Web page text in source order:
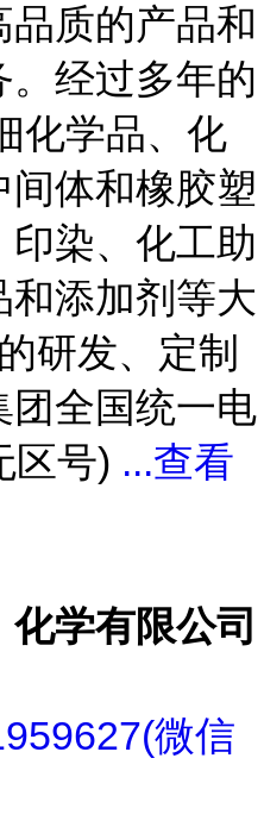
质的产品和
经过多年的
化学品、化
体和橡胶塑
染、化工助
添加剂等大
研发、定制
团全国统一电
区号) ...查看
学有限公司
微信